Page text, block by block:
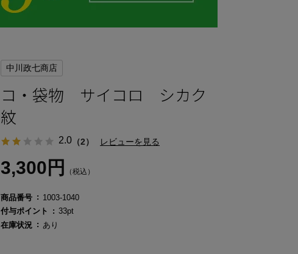
中川政七商店
コ・袋物 サイコロ シカク
紋
2.0 （2） レビューを見る
3,300円 （税込）
商品番号
1003-1040
付与ポイント
33pt
在庫状況
あり